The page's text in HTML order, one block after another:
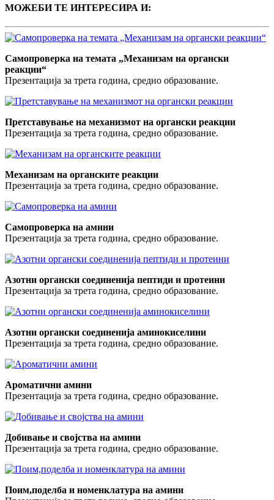
МОЖЕБИ ТЕ ИНТЕРЕСИРА И:
Самопроверка на темата „Механизам на органски
реакции“
Презентација за трета година, средно образование.
Претставување на механизмот на органски реакции
Презентација за трета година, средно образование.
Механизам на органските реакции
Презентација за трета година, средно образование.
Самопроверка на амини
Презентација за трета година, средно образование.
Азотни органски соединенија пептиди и протеини
Презентација за трета година, средно образование.
Азотни органски соединенија аминокиселини
Презентација за трета година, средно образование.
Ароматични амини
Презентација за трета година, средно образование.
Добивање и својства на амини
Презентација за трета година, средно образование.
Поим,поделба и номенклатура на амини